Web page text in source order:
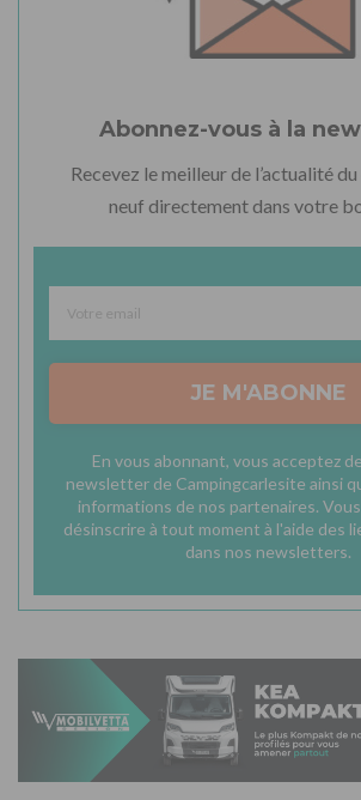
Abonnez-vous à la
Recevez le meilleur de l’actualité
neuf directement dans votre
JE M'ABONNE
En vous abonnant, vous acceptez
newsletter de Campingcarlesite ainsi
informations de nos partenaires.
désinscrire à tout moment à l'aide des
dans nos newsletters.